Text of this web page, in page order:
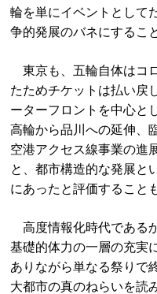
輪を単にイベントとして
争的発展のバネにするこ
東京も、五輪自体はコ
たためチケットは払い戻
ーターフロントを中心と
高輪から品川への延伸、
空港アクセス線事業の進
と、都市構造的な発展と
にあったと評価すること
高度情報化時代である
基礎的体力の一層の充実
ありながら単なる祭りで
大都市の真のねらいを読